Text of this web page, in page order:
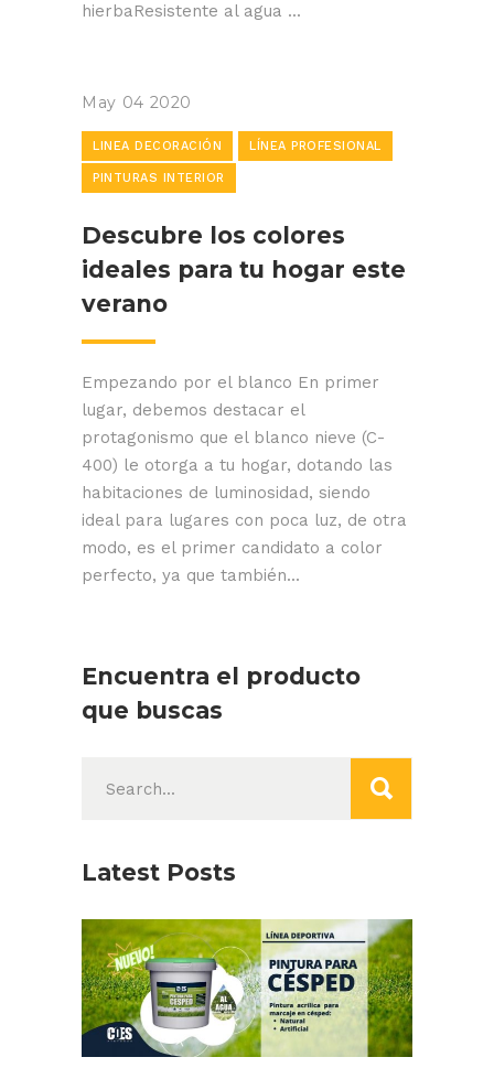
hierbaResistente al agua ...
May 04 2020
LINEA DECORACIÓN LÍNEA PROFESIONAL
PINTURAS INTERIOR
Descubre los colores
ideales para tu hogar este
verano
Empezando por el blanco En primer
lugar, debemos destacar el
protagonismo que el blanco nieve (C-
400) le otorga a tu hogar, dotando las
habitaciones de luminosidad, siendo
ideal para lugares con poca luz, de otra
modo, es el primer candidato a color
perfecto, ya que también...
Encuentra el producto
que buscas
for:
Latest Posts